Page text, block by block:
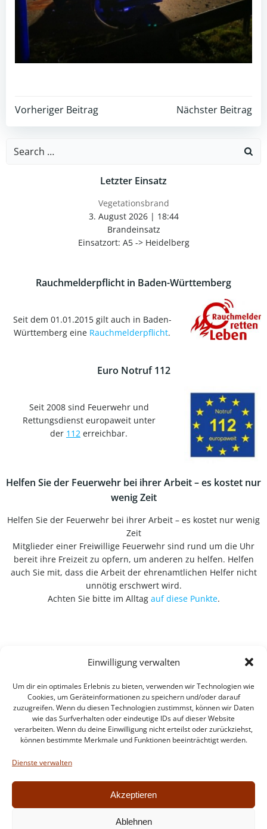
Einwilligung verwalten
Um dir ein optimales Erlebnis zu bieten, verwenden wir Technologien wie
Cookies, um Geräteinformationen zu speichern und/oder darauf
zuzugreifen. Wenn du diesen Technologien zustimmst, können wir Daten
wie das Surfverhalten oder eindeutige IDs auf dieser Website
verarbeiten. Wenn du deine Einwilligung nicht erteilst oder zurückziehst,
können bestimmte Merkmale und Funktionen beeinträchtigt werden.
Dienste verwalten
Akzeptieren
Ablehnen
Post
navigation
Vorheriger Beitrag
Post
navigation
Nächster Beitrag
Search
Letzter Einsatz
Vegetationsbrand
3. August 2026| 18:44
Brandeinsatz
Einsatzort: A5 -> Heidelberg
Rauchmelderpflicht in Baden-Württemberg
Seit dem 01.01.2015 gilt auch in Baden-
Württemberg eine Rauchmelderpflicht.
Euro Notruf 112
Seit 2008 sind Feuerwehr und
Rettungsdienst europaweit unter
der 112 erreichbar.
Helfen Sie der Feuerwehr bei ihrer Arbeit – es kostet nur
wenig Zeit
Helfen Sie der Feuerwehr bei ihrer Arbeit – es kostet nur wenig
Zeit
Mitglieder einer Freiwillige Feuerwehr sind rund um die Uhr
bereit ihre Freizeit zu opfern, um anderen zu helfen. Helfen
auch Sie mit, dass die Arbeit der ehrenamtlichen Helfer nicht
unnötig erschwert wird.
Achten Sie bitte im Alltag auf diese Punkte.
Intern